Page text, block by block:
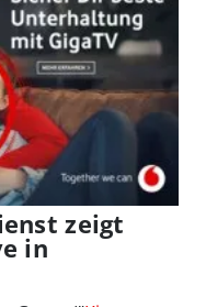
zeigt
in